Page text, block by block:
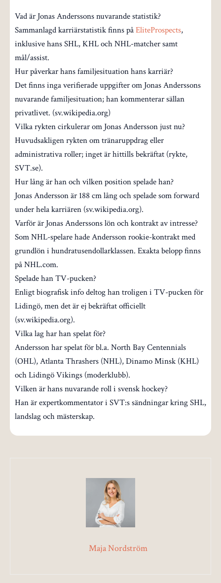
Vad är Jonas Anderssons nuvarande statistik?
Sammanlagd karriärstatistik finns påEliteProspects,
inklusive hans SHL, KHL och NHL-matcher samt
mål/assist.
Hur påverkar hans familjesituation hans karriär?
Det finns inga verifierade uppgifter om Jonas Anderssons
nuvarande familjesituation; han kommenterar sällan
privatlivet. (sv.wikipedia.org)
Vilka rykten cirkulerar om Jonas Andersson just nu?
Huvudsakligen rykten om tränaruppdrag eller
administrativa roller; inget är hittills bekräftat (rykte,
SVT.se).
Hur lång är han och vilken position spelade han?
Jonas Andersson är 188 cm lång och spelade som forward
under hela karriären (sv.wikipedia.org).
Varför är Jonas Anderssons lön och kontrakt av intresse?
Som NHL-spelare hade Andersson rookie-kontrakt med
grundlön i hundratusendollarklassen. Exakta belopp finns
på NHL.com.
Spelade han TV-pucken?
Enligt biografisk info deltog han troligen i TV-pucken för
Lidingö, men det är ej bekräftat officiellt
(sv.wikipedia.org).
Vilka lag har han spelat för?
Andersson har spelat för bl.a. North Bay Centennials
(OHL), Atlanta Thrashers (NHL), Dinamo Minsk (KHL)
och Lidingö Vikings (moderklubb).
Vilken är hans nuvarande roll i svensk hockey?
Han är expertkommentator i SVT:s sändningar kring SHL,
landslag och mästerskap.
Maja Nordström